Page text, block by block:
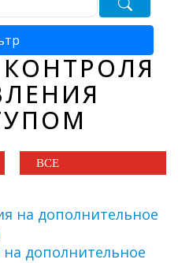
на дополнительное